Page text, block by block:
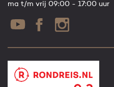
ma t/m vrij 09:00 - 17:00 uur